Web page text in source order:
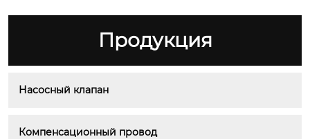
Продукция
Насосный клапан
Компенсационный провод